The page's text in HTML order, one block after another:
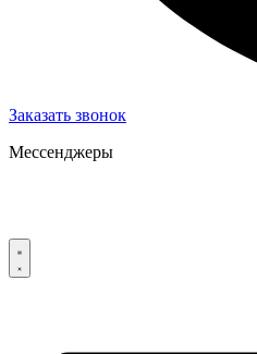
Заказать звонок
Мессенджеры